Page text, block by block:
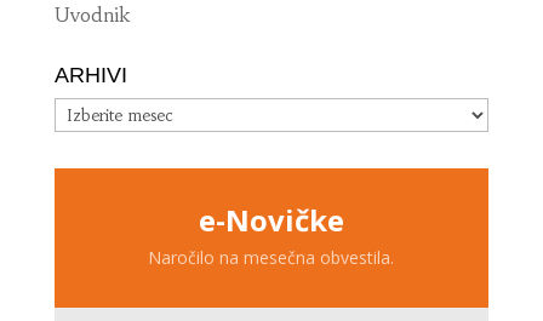
Uvodnik
ARHIVI
Arhivi
e-Novičke
Naročilo na mesečna obvestila.